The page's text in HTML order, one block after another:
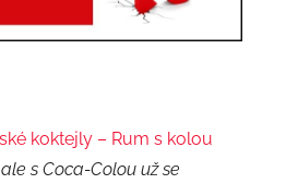
koktejly – Rum s kolou
s Coca-Colou už se